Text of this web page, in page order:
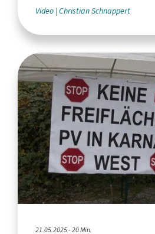
Video Christian Schnappert
21.05.2025 - 20 Min.